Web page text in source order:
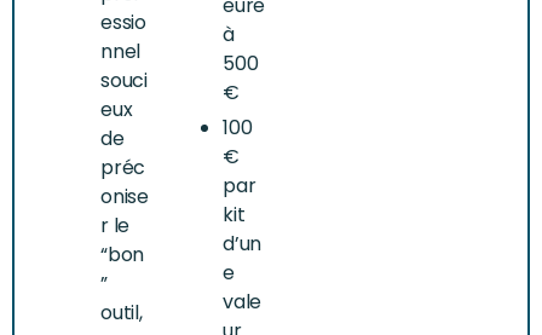
essio
nnel
souci
eux
de
préc
onise
r le
“bon
”
outil,
à
500
€
100
€
par
kit
d’un
e
vale